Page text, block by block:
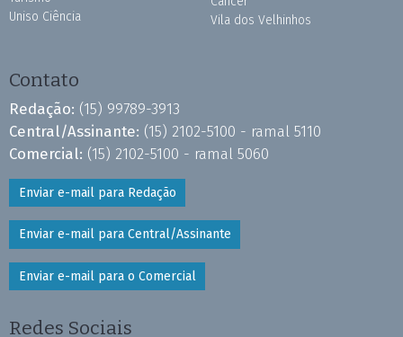
Uniso Ciência
Vila dos Velhinhos
Contato
Redação: (15) 99789-3913
Central/Assinante: (15) 2102-5100 - ramal 5110
Comercial: (15) 2102-5100 - ramal 5060
Enviar e-mail para Redação
Enviar e-mail para Central/Assinante
Enviar e-mail para o Comercial
Redes Sociais